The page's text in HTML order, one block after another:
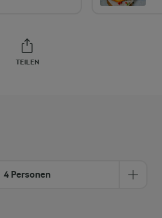
TEILEN
4 Personen